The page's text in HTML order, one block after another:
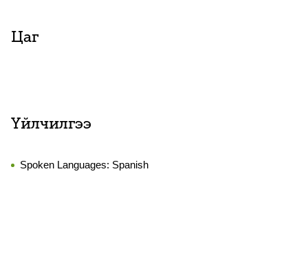
Цаг
Үйлчилгээ
Spoken Languages: Spanish